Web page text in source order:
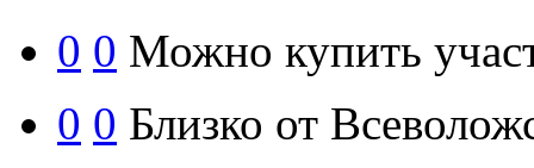
0 0 Можно купить
0 0 Близко от